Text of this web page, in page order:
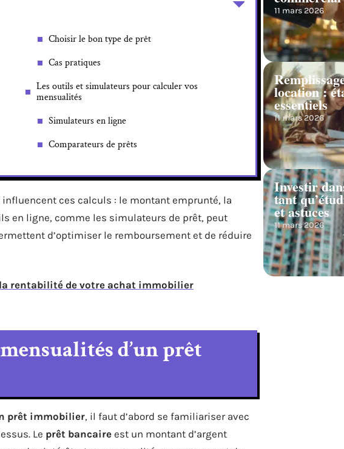
Choisir le bon type de prêt
Cas pratiques
Les outils et simulateurs pour calculer vos
mensualités
Simulateurs en ligne
Comparateurs de prêts
ces calculs : le montant emprunté, la
en ligne, comme les simulateurs de prêt, peut
d’optimiser le remboursement et de réduire
rentabilité de votre achat immobilier
d’un prêt
prêt immobilier, il faut d’abord se familiariser avec
Le prêt bancaire est un montant d’argent
11 mars 2026
location :
essentiels
11 mars 2026
Investir
tant
et astuces
11 mars 2026